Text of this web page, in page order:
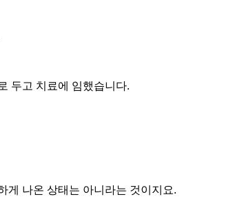
두고 치료에 임했습니다.
게 나온 상태는 아니라는 것이지요.